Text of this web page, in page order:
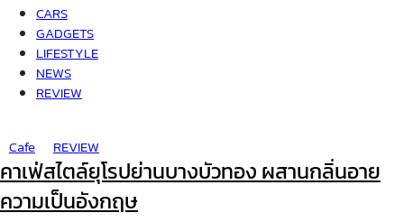
CARS
GADGETS
LIFESTYLE
NEWS
REVIEW
Cafe REVIEW
คาเฟ่สไตล์ยุโรปย่านบางบัวทอง ผสานกลิ่นอาย
ความเป็นอังกฤษ